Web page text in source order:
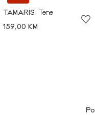
TAMARIS
Tene
159,00 KM